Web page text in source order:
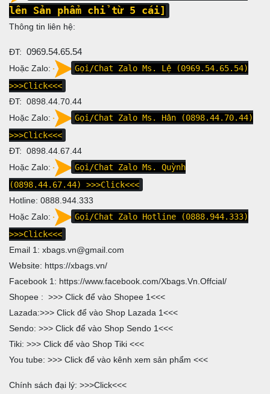
lên Sản phẩm chỉ từ 5 cái]
Thông tin liên hệ:
ĐT: 0969.54.65.54
Hoặc Zalo:
Gọi/Chat Zalo Ms. Lệ (0969.54.65.54)
>>>Click<<<
ĐT: 0898.44.70.44
Hoặc Zalo:
Gọi/Chat Zalo Ms. Hân (0898.44.70.44)
>>>Click<<<
ĐT: 0898.44.67.44
Hoặc Zalo:
Gọi/Chat Zalo Ms. Quỳnh
(0898.44.67.44)
>>>Click<<<
Hotline: 0888.944.333
Hoặc Zalo:
Gọi/Chat Zalo Hotline (0888.944.333)
>>>Click<<<
Email 1: xbags.vn@gmail.com
Website: https://xbags.vn/
Facebook 1: https://www.facebook.com/Xbags.Vn.Offcial/
Shopee : >>> Click để vào Shopee 1<<<
Lazada:>>> Click để vào Shop Lazada 1<<<
Sendo: >>> Click để vào Shop Sendo 1<<<
Tiki: >>> Click để vào Shop Tiki <<<
You tube: >>> Click để vào kênh xem sản phẩm <<<
Chính sách đại lý: >>>Click<<<